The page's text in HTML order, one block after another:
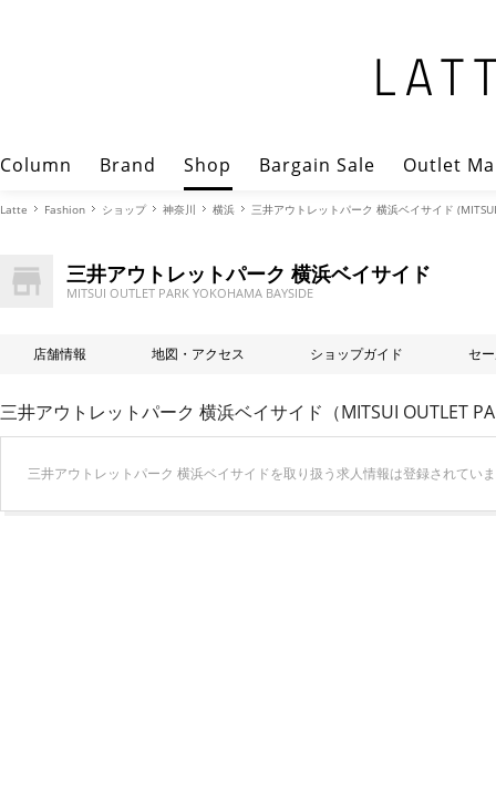
Column Brand Shop Bargain Sale Outlet
Latte Fashion ショップ 神奈川 横浜 三井アウトレットパーク 横浜ベイサイド
三井アウトレットパーク 横浜ベイサイド
MITSUI OUTLET PARK YOKOHAMA BAYSIDE
店舗情報 地図・アクセス ショップガイド セ
三井アウトレットパーク 横浜ベイサイド（MITSUI OUTLET
三井アウトレットパーク 横浜ベイサイドを取り扱う求人情報は登録されてい